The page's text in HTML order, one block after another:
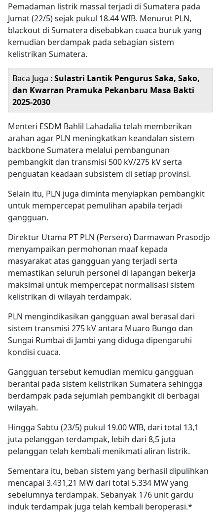
Pemadaman listrik massal terjadi di Sumatera pada
Jumat (22/5) sejak pukul 18.44 WIB. Menurut PLN,
blackout di Sumatera disebabkan cuaca buruk yang
kemudian berdampak pada sebagian sistem
kelistrikan Sumatera.
Baca Juga : Sulastri Lantik Pengurus Saka, Sako,
dan Kwarran Pramuka Pekanbaru Masa Bakti
2025-2030
Menteri ESDM Bahlil Lahadalia telah memberikan
arahan agar PLN meningkatkan keandalan sistem
backbone Sumatera melalui pembangunan
pembangkit dan transmisi 500 kV/275 kV serta
penguatan keadaan subsistem di setiap provinsi.
Selain itu, PLN juga diminta menyiapkan pembangkit
untuk mempercepat pemulihan apabila terjadi
gangguan.
Direktur Utama PT PLN (Persero) Darmawan Prasodjo
menyampaikan permohonan maaf kepada
masyarakat atas gangguan yang terjadi serta
memastikan seluruh personel di lapangan bekerja
maksimal untuk mempercepat normalisasi sistem
kelistrikan di wilayah terdampak.
PLN mengindikasikan gangguan awal berasal dari
sistem transmisi 275 kV antara Muaro Bungo dan
Sungai Rumbai di Jambi yang diduga dipengaruhi
kondisi cuaca.
Gangguan tersebut kemudian memicu gangguan
berantai pada sistem kelistrikan Sumatera sehingga
berdampak pada sejumlah pembangkit di berbagai
wilayah.
Hingga Sabtu (23/5) pukul 19.00 WIB, dari total 13,1
juta pelanggan terdampak, lebih dari 8,5 juta
pelanggan telah kembali menikmati aliran listrik.
Sementara itu, beban sistem yang berhasil dipulihkan
mencapai 3.431,21 MW dari total 5.334 MW yang
sebelumnya terdampak. Sebanyak 176 unit gardu
induk terdampak juga telah kembali beroperasi.*